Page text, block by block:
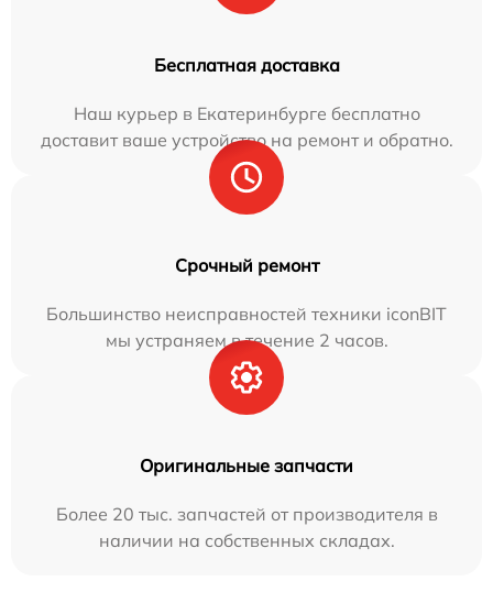
Бесплатная доставка
Наш курьер в Екатеринбурге бесплатно
доставит ваше устройство на ремонт и обратно.
Срочный ремонт
Большинство неисправностей техники iconBIT
мы устраняем в течение 2 часов.
Оригинальные запчасти
Более 20 тыс. запчастей от производителя в
наличии на собственных складах.